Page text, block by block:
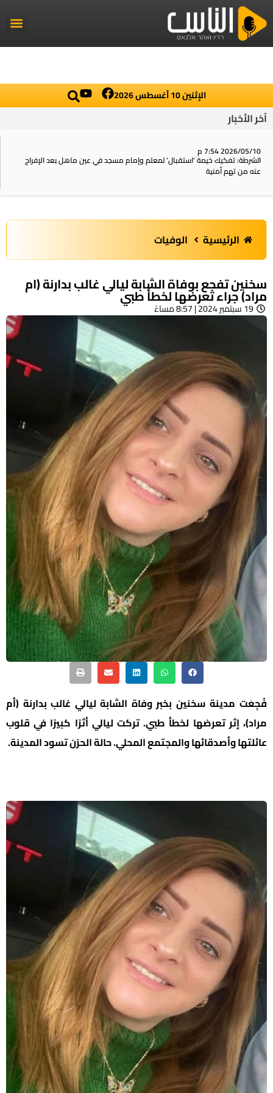
الإثنين 10 أغسطس 2026
آخر الأخبار
2026/05/10 7:54 م
الشرطة: تفكيك خيمة ‘استقبال‘ لمعلم وإمام مسجد في عين ماهل بعد الإفراج
عنه من تهم أمنية
الرئيسية الوفيات
سخنين تفجع بوفاة الشابة ليالي غالب بدارنة (ام
مراد) جراء تعرضها لخطأ طبي
19 سبتمبر 2024 | 8:57 مساءً
فُجِعَت مدينة سخنين بخبر وفاة الشابة ليالي غالب بدارنة (أم
مراد)، إثر تعرضها لخطأ طبي. تركت ليالي أثرًا كبيرًا في قلوب
عائلتها وأصدقائها والمجتمع المحلي. حالة الحزن تسود المدينة.